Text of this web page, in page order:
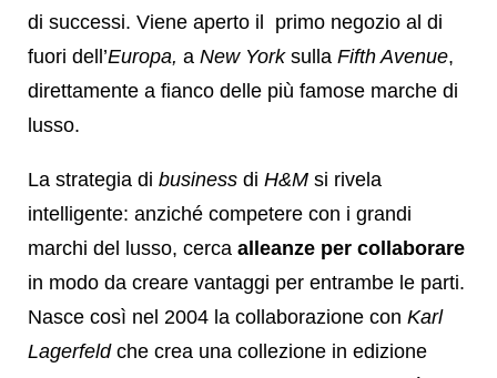
di successi. Viene aperto il primo negozio al di
fuori dell’Europa, a New Yorksulla Fifth Avenue,
direttamente a fianco delle più famose marche di
lusso.
La strategia di business di H&M si rivela
intelligente: anziché competere con i grandi
marchi del lusso, cerca alleanze per collaborare
in modo da creare vantaggi per entrambe le parti.
Nasce così nel 2004 la collaborazione con Karl
Lagerfeldche crea una collezione in edizione